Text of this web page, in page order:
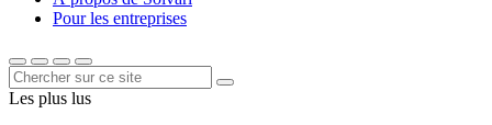
Pour les entreprises
Les plus lus